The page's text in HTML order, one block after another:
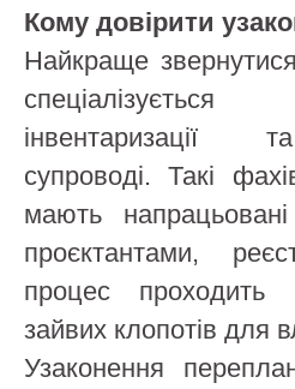
Кому довірити
Найкраще
інвентаризації
супроводі. Такі
мають
проєктантами,
процес
зайвих клопотів для
Узаконення